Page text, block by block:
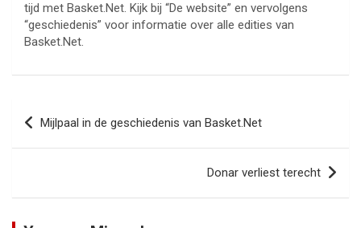
tijd met Basket.Net. Kijk bij “De website” en vervolgens
“geschiedenis” voor informatie over alle edities van
Basket.Net.
Bericht
navigatie
Mijlpaal in de geschiedenis van Basket.Net
Donar verliest terecht